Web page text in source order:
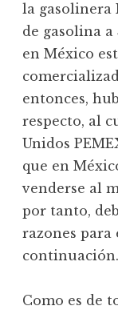
la gasolinera
de gasolina
en México
entonces,
respecto, al
Unidos
que en
venderse al
por tanto,
razones para
continuación.
Como es de